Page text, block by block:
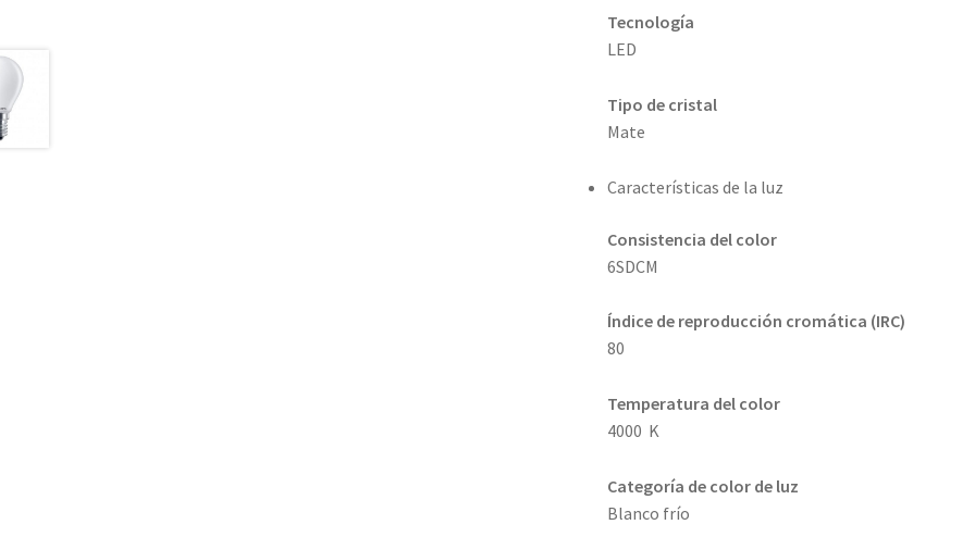
Tecnología
LED
Tipo de cristal
Mate
Características de la luz
Consistencia del color
6SDCM
Índice de reproducción cromática (IRC)
80
Temperatura del color
4000 K
Categoría de color de luz
Blanco frío